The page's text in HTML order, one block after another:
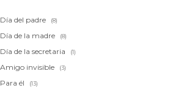
Día del padre (8)
Día de la madre (8)
Día de la secretaria (1)
Amigo invisible (3)
Para él (13)